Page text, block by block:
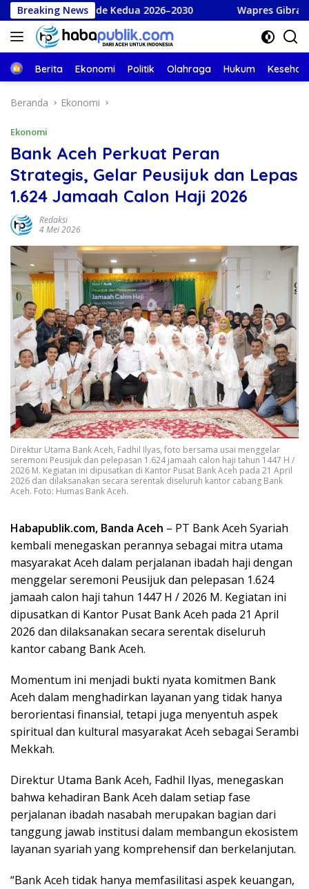
Langsung
ke
konten
Breaking News
Kedua 2026–2030 Wapres Gibran dan Wagub Dek
Beranda
Berita Ekonomi Politik Olahraga Hukum
Beranda Ekonomi
Ekonomi
Bank Aceh Perkuat Peran
Strategis, Gelar Peusijuk dan Lepas
1.624 Jamaah Calon Haji 2026
Redaksi
4 Mei 2026
Direktur Utama Bank Aceh, Fadhil Ilyas, foto bersama usai menggelar
seremoni Peusijuk dan pelepasan 1.624 jamaah calon haji tahun 1447 H /
2026 M. Kegiatan ini dipusatkan di Kantor Pusat Bank Aceh pada 21 April
2026 dan dilaksanakan secara serentak diseluruh kantor cabang Bank
Aceh. Foto: Humas Bank Aceh.
Habapublik.com, Banda Aceh – PT Bank Aceh Syariah
kembali menegaskan perannya sebagai mitra utama
masyarakat Aceh dalam perjalanan ibadah haji dengan
menggelar seremoni Peusijuk dan pelepasan 1.624
jamaah calon haji tahun 1447 H / 2026 M. Kegiatan ini
dipusatkan di Kantor Pusat Bank Aceh pada 21 April
2026 dan dilaksanakan secara serentak diseluruh
kantor cabang Bank Aceh.
Momentum ini menjadi bukti nyata komitmen Bank
Aceh dalam menghadirkan layanan yang tidak hanya
berorientasi finansial, tetapi juga menyentuh aspek
spiritual dan kultural masyarakat Aceh sebagai Serambi
Mekkah.
Direktur Utama Bank Aceh, Fadhil Ilyas, menegaskan
bahwa kehadiran Bank Aceh dalam setiap fase
perjalanan ibadah nasabah merupakan bagian dari
tanggung jawab institusi dalam membangun ekosistem
layanan syariah yang komprehensif dan berkelanjutan.
“Bank Aceh tidak hanya memfasilitasi aspek keuangan,